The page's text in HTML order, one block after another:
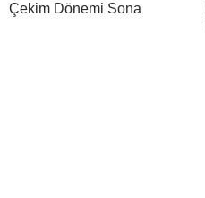
Çekim Dönemi Sona